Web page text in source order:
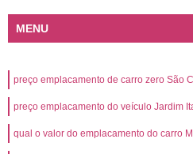
MENU
preço emplacamento de carro zero São
preço emplacamento do veículo Jardim
qual o valor do emplacamento do carro